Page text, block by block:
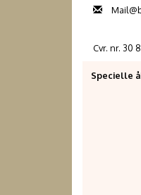
Cvr. nr. 30
Specielle